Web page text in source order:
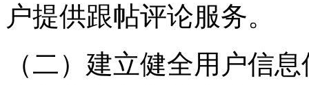
户提供跟帖评论服务。
（二）建立健全用户信